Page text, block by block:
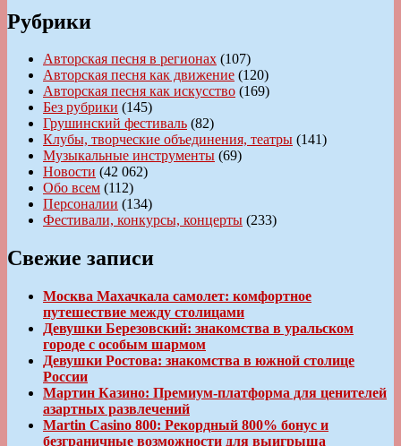
Рубрики
Авторская песня в регионах (107)
Авторская песня как движение (120)
Авторская песня как искусство (169)
Без рубрики (145)
Грушинский фестиваль (82)
Клубы, творческие объединения, театры (141)
Музыкальные инструменты (69)
Новости (42 062)
Обо всем (112)
Персоналии (134)
Фестивали, конкурсы, концерты (233)
Свежие записи
Москва Махачкала самолет: комфортное
путешествие между столицами
Девушки Березовский: знакомства в уральском
городе с особым шармом
Девушки Ростова: знакомства в южной столице
России
Мартин Казино: Премиум-платформа для ценителей
азартных развлечений
Martin Casino 800: Рекордный 800% бонус и
безграничные возможности для выигрыша